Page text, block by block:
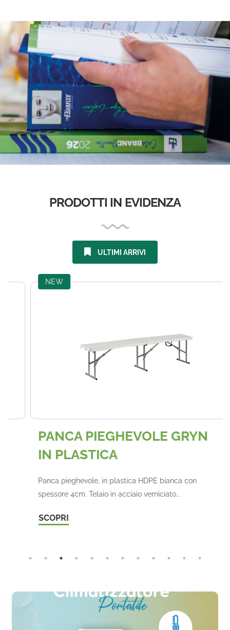
PRODOTTI IN EVIDENZA
ULTIMI ARRIVI
NEW
PANCA PIEGHEVOLE GRYN
IN PLASTICA
Panca pieghevole, in plastica HDPE bianca con
spessore 4cm. Telaio in acciaio verniciato...
SCOPRI